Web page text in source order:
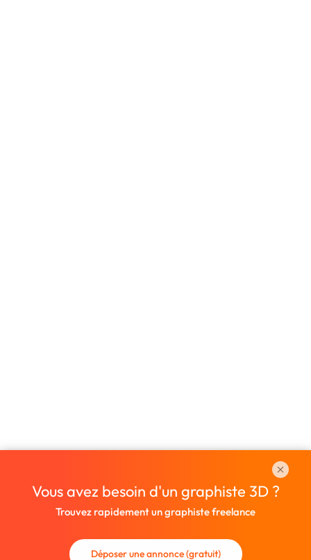
Vous avez besoin d'un graphiste 3D ?
Trouvez rapidement un graphiste freelance
Déposer une annonce (gratuit)